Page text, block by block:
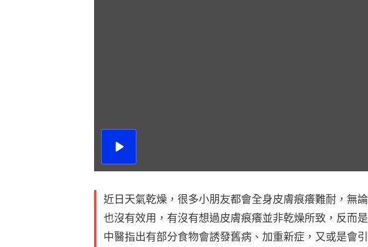
播
近日天氣乾燥，很多小朋友都會全身皮膚痕癢難耐，無
也沒有效用，有沒有想過皮膚痕癢並非乾燥所致，反而
中醫指出有部分食物會誘發舊病、加重新症，又或是會